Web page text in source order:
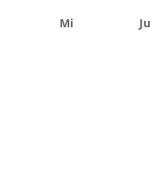
Mi Ju